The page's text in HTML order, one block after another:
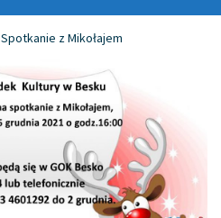
Spotkanie z Mikołajem